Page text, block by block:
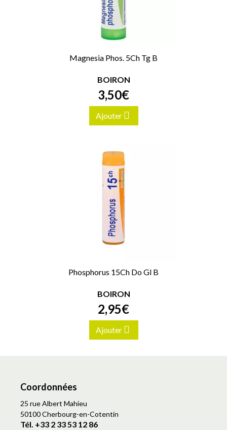
Magnesia Phos. 5Ch Tg B
BOIRON
3,50€
Ajouter
Phosphorus 15Ch Do Gl B
BOIRON
2,95€
Ajouter
Coordonnées
25 rue Albert Mahieu
50100 Cherbourg-en-Cotentin
Tél. +33 2 33 53 12 86